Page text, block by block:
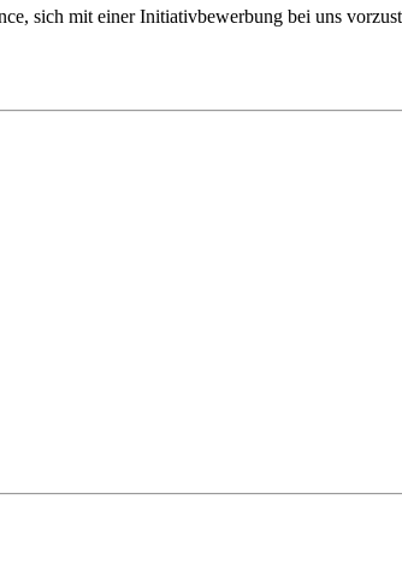
sich mit einer Initiativbewerbung bei uns